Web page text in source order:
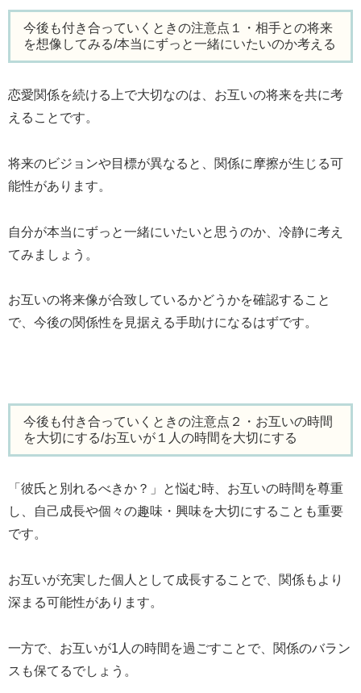
今後も付き合っていくときの注意点１・相手との将来
を想像してみる/本当にずっと一緒にいたいのか考える
恋愛関係を続ける上で大切なのは、お互いの将来を共に考
えることです。
将来のビジョンや目標が異なると、関係に摩擦が生じる可
能性があります。
自分が本当にずっと一緒にいたいと思うのか、冷静に考え
てみましょう。
お互いの将来像が合致しているかどうかを確認すること
で、今後の関係性を見据える手助けになるはずです。
今後も付き合っていくときの注意点２・お互いの時間
を大切にする/お互いが１人の時間を大切にする
「彼氏と別れるべきか？」と悩む時、お互いの時間を尊重
し、自己成長や個々の趣味・興味を大切にすることも重要
です。
お互いが充実した個人として成長することで、関係もより
深まる可能性があります。
一方で、お互いが1人の時間を過ごすことで、関係のバラン
スも保てるでしょう。